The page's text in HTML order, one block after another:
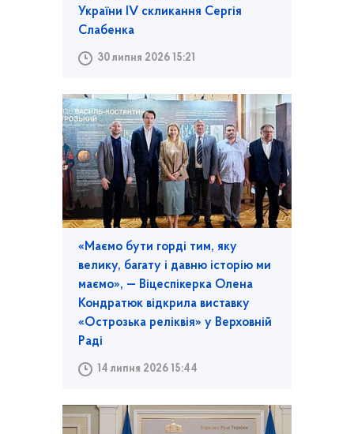
України IV скликання Сергія
Слабенка
30 липня 2026 15:21
«Маємо бути горді тим, яку
велику, багату і давню історію ми
маємо», — Віцеспікерка Олена
Кондратюк відкрила виставку
«Острозька реліквія» у Верховній
Раді
14 липня 2026 15:44